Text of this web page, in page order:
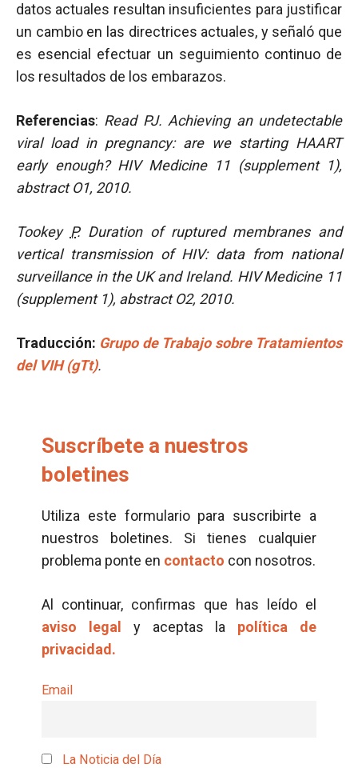
datos actuales resultan insuficientes para justificar
un cambio en las directrices actuales, y señaló que
es esencial efectuar un seguimiento continuo de
los resultados de los embarazos.
Referencias: Read PJ. Achieving an undetectable
viral load in pregnancy: are we starting HAART
early enough? HIV Medicine 11 (supplement 1),
abstract O1, 2010.
Tookey P. Duration of ruptured membranes and
vertical transmission of HIV: data from national
surveillance in the UK and Ireland. HIV Medicine 11
(supplement 1), abstract O2, 2010.
Traducción: Grupo de Trabajo sobre Tratamientos
del VIH (gTt).
Suscríbete a nuestros
boletines
Utiliza este formulario para suscribirte a
nuestros boletines. Si tienes cualquier
problema ponte en contacto con nosotros.
Al continuar, confirmas que has leído el
aviso legal
y aceptas la política de
privacidad.
Email
La Noticia del Día